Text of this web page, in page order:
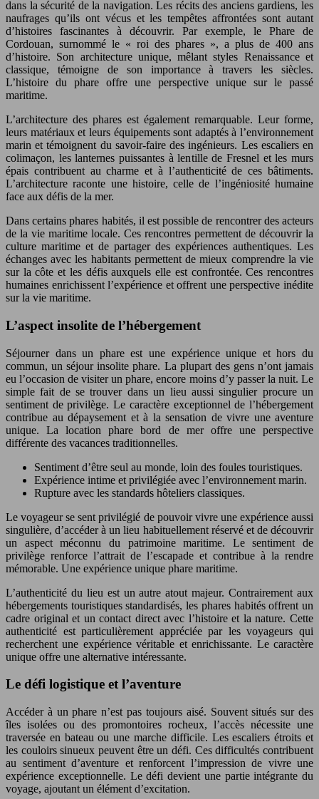
dans la sécurité de la navigation. Les récits des anciens gardiens, les
naufrages qu’ils ont vécus et les tempêtes affrontées sont autant
d’histoires fascinantes à découvrir. Par exemple, le Phare de
Cordouan, surnommé le « roi des phares », a plus de 400 ans
d’histoire. Son architecture unique, mêlant styles Renaissance et
classique, témoigne de son importance à travers les siècles.
L’histoire du phare offre une perspective unique sur le passé
maritime.
L’architecture des phares est également remarquable. Leur forme,
leurs matériaux et leurs équipements sont adaptés à l’environnement
marin et témoignent du savoir-faire des ingénieurs. Les escaliers en
colimaçon, les lanternes puissantes à lentille de Fresnel et les murs
épais contribuent au charme et à l’authenticité de ces bâtiments.
L’architecture raconte une histoire, celle de l’ingéniosité humaine
face aux défis de la mer.
Dans certains phares habités, il est possible de rencontrer des acteurs
de la vie maritime locale. Ces rencontres permettent de découvrir la
culture maritime et de partager des expériences authentiques. Les
échanges avec les habitants permettent de mieux comprendre la vie
sur la côte et les défis auxquels elle est confrontée. Ces rencontres
humaines enrichissent l’expérience et offrent une perspective inédite
sur la vie maritime.
L’aspect insolite de l’hébergement
Séjourner dans un phare est une expérience unique et hors du
commun, un séjour insolite phare. La plupart des gens n’ont jamais
eu l’occasion de visiter un phare, encore moins d’y passer la nuit. Le
simple fait de se trouver dans un lieu aussi singulier procure un
sentiment de privilège. Le caractère exceptionnel de l’hébergement
contribue au dépaysement et à la sensation de vivre une aventure
unique. La location phare bord de mer offre une perspective
différente des vacances traditionnelles.
Sentiment d’être seul au monde, loin des foules touristiques.
Expérience intime et privilégiée avec l’environnement marin.
Rupture avec les standards hôteliers classiques.
Le voyageur se sent privilégié de pouvoir vivre une expérience aussi
singulière, d’accéder à un lieu habituellement réservé et de découvrir
un aspect méconnu du patrimoine maritime. Le sentiment de
privilège renforce l’attrait de l’escapade et contribue à la rendre
mémorable. Une expérience unique phare maritime.
L’authenticité du lieu est un autre atout majeur. Contrairement aux
hébergements touristiques standardisés, les phares habités offrent un
cadre original et un contact direct avec l’histoire et la nature. Cette
authenticité est particulièrement appréciée par les voyageurs qui
recherchent une expérience véritable et enrichissante. Le caractère
unique offre une alternative intéressante.
Le défi logistique et l’aventure
Accéder à un phare n’est pas toujours aisé. Souvent situés sur des
îles isolées ou des promontoires rocheux, l’accès nécessite une
traversée en bateau ou une marche difficile. Les escaliers étroits et
les couloirs sinueux peuvent être un défi. Ces difficultés contribuent
au sentiment d’aventure et renforcent l’impression de vivre une
expérience exceptionnelle. Le défi devient une partie intégrante du
voyage, ajoutant un élément d’excitation.